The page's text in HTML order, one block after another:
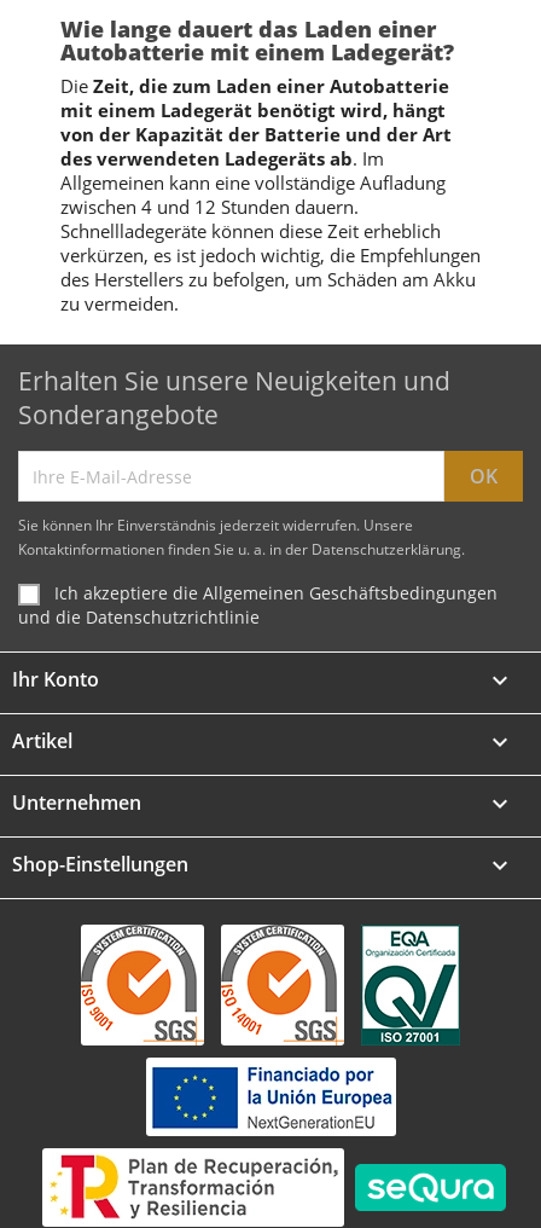
Wie lange dauert das Laden einer
Autobatterie mit einem Ladegerät?
Die Zeit, die zum Laden einer Autobatterie
mit einem Ladegerät benötigt wird, hängt
von der Kapazität der Batterie und der Art
des verwendeten Ladegeräts ab. Im
Allgemeinen kann eine vollständige Aufladung
zwischen 4 und 12 Stunden dauern.
Schnellladegeräte können diese Zeit erheblich
verkürzen, es ist jedoch wichtig, die Empfehlungen
des Herstellers zu befolgen, um Schäden am Akku
zu vermeiden.
Erhalten Sie unsere Neuigkeiten und
Sonderangebote
Sie können Ihr Einverständnis jederzeit widerrufen. Unsere
Kontaktinformationen finden Sie u. a. in der Datenschutzerklärung.
Ich akzeptiere die Allgemeinen Geschäftsbedingungen
und die Datenschutzrichtlinie
Ihr Konto 
Artikel 
Unternehmen 
Shop-Einstellungen keyboard_arrow_down